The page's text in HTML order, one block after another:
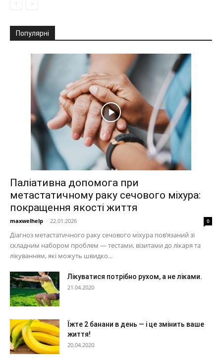
Популярні
Паліативна допомога при
метастатичному раку сечового міхура:
покращення якості життя
maxwelhelp - 22.01.2026 0
Діагноз метастатичного раку сечового міхура пов’язаний зі
складним набором проблем — тестами, візитами до лікаря та
лікуванням, які можуть швидко...
Лікуватися потрібно рухом, а не ліками.
21.04.2020
Їжте 2 банани в день — і це змінить ваше
життя!
20.04.2020